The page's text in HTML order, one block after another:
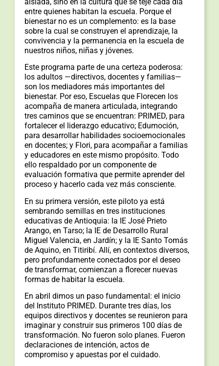
entre quienes habitan la escuela. Porque el
bienestar no es un complemento: es la base
sobre la cual se construyen el aprendizaje, la
convivencia y la permanencia en la escuela de
nuestros niños, niñas y jóvenes.
Este programa parte de una certeza poderosa:
los adultos —directivos, docentes y familias—
son los mediadores más importantes del
bienestar. Por eso, Escuelas que Florecen los
acompaña de manera articulada, integrando
tres caminos que se encuentran: PRIMED, para
fortalecer el liderazgo educativo; Edumoción,
para desarrollar habilidades socioemocionales
en docentes; y Flori, para acompañar a familias
y educadores en este mismo propósito. Todo
ello respaldado por un componente de
evaluación formativa que permite aprender del
proceso y hacerlo cada vez más consciente.
En su primera versión, este piloto ya está
sembrando semillas en tres instituciones
educativas de Antioquia: la IE José Prieto
Arango, en Tarso; la IE de Desarrollo Rural
Miguel Valencia, en Jardín; y la IE Santo Tomás
de Aquino, en Titiribí. Allí, en contextos diversos,
pero profundamente conectados por el deseo
de transformar, comienzan a florecer nuevas
formas de habitar la escuela.
En abril dimos un paso fundamental: el inicio
del Instituto PRIMED. Durante tres días, los
equipos directivos y docentes se reunieron para
imaginar y construir sus primeros 100 días de
transformación. No fueron solo planes. Fueron
declaraciones de intención, actos de
compromiso y apuestas por el cuidado.